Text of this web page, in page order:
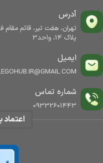
آدرس
تهران، هفت تیر، قائم مقام
پلاک 14، واحد3
ایمیل
LEGOHUB.IR@GMAIL.COM
شماره تماس
09332601443
اعتماد به LEGO HUB